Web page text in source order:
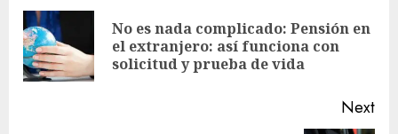
No es nada complicado: Pensión en
el extranjero: así funciona con
solicitud y prueba de vida
Next